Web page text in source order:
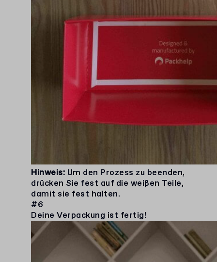
Hinweis: Um den Prozess zu beenden,
drücken Sie fest auf die weißen Teile,
damit sie fest halten.
#6
Deine Verpackung ist fertig!